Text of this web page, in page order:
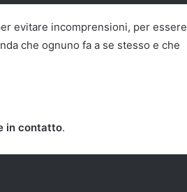
evitare incomprensioni, per essere
che ognuno fa a se stesso e che
in contatto.